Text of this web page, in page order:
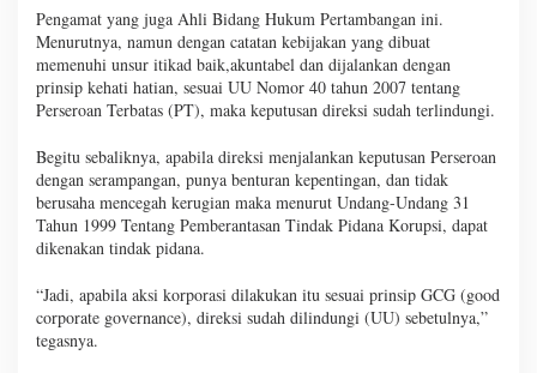
Pengamat yang juga Ahli Bidang Hukum Pertambangan ini.
Menurutnya, namun dengan catatan kebijakan yang dibuat
memenuhi unsur itikad baik,akuntabel dan dijalankan dengan
prinsip kehati hatian, sesuai UU Nomor 40 tahun 2007 tentang
Perseroan Terbatas (PT), maka keputusan direksi sudah terlindungi.
Begitu sebaliknya, apabila direksi menjalankan keputusan Perseroan
dengan serampangan, punya benturan kepentingan, dan tidak
berusaha mencegah kerugian maka menurut Undang-Undang 31
Tahun 1999 Tentang Pemberantasan Tindak Pidana Korupsi, dapat
dikenakan tindak pidana.
“Jadi, apabila aksi korporasi dilakukan itu sesuai prinsip GCG (good
corporate governance), direksi sudah dilindungi (UU) sebetulnya,”
tegasnya.